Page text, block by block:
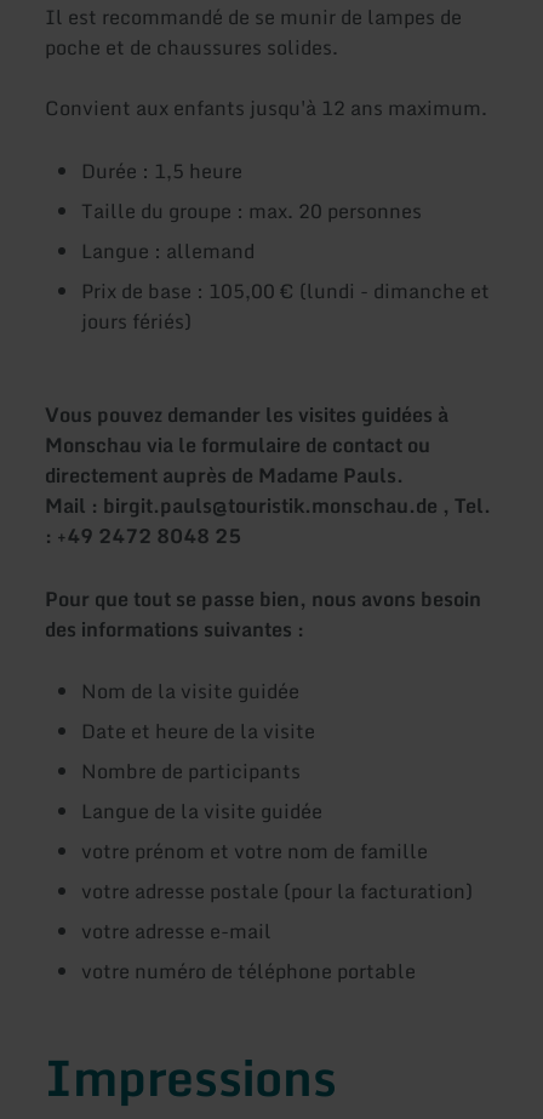
Il est recommandé de se munir de lampes de
poche et de chaussures solides.
Convient aux enfants jusqu'à 12 ans maximum.
Durée : 1,5 heure
Taille du groupe : max. 20 personnes
Langue : allemand
Prix de base : 105,00 € (lundi - dimanche et
jours fériés)
Vous pouvez demander les visites guidées à
Monschau via le formulaire de contact ou
directement auprès de Madame Pauls.
Mail : birgit.pauls@touristik.monschau.de , Tel.
: +49 2472 8048 25
Pour que tout se passe bien, nous avons besoin
des informations suivantes :
Nom de la visite guidée
Date et heure de la visite
Nombre de participants
Langue de la visite guidée
votre prénom et votre nom de famille
votre adresse postale (pour la facturation)
votre adresse e-mail
votre numéro de téléphone portable
Impressions